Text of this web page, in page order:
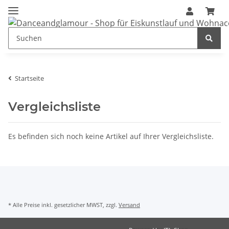
Startseite
Vergleichsliste
Es befinden sich noch keine Artikel auf Ihrer Vergleichsliste.
* Alle Preise inkl. gesetzlicher MWST, zzgl. Versand